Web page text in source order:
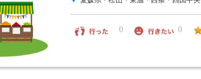
0 0